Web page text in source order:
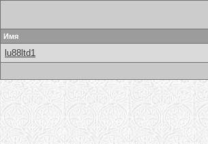
Имя
lu88ltd1